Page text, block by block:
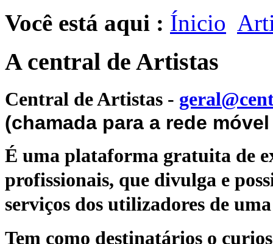
Você está aqui : Ínicio
A central de Artistas
Central de Artistas -
(chamada para a rede
É uma plataforma gratuita de
profissionais, que divulga e
serviços dos utilizadores de
Tem como destinatários o